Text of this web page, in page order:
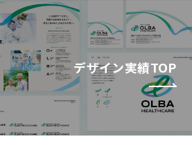
デザイン実績TOP